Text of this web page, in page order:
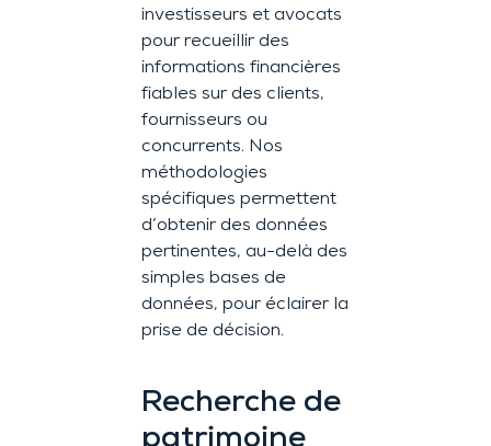
investisseurs et avocats
pour recueillir des
informations financières
fiables sur des clients,
fournisseurs ou
concurrents. Nos
méthodologies
spécifiques permettent
d’obtenir des données
pertinentes, au-delà des
simples bases de
données, pour éclairer la
prise de décision.
Recherche de
patrimoine